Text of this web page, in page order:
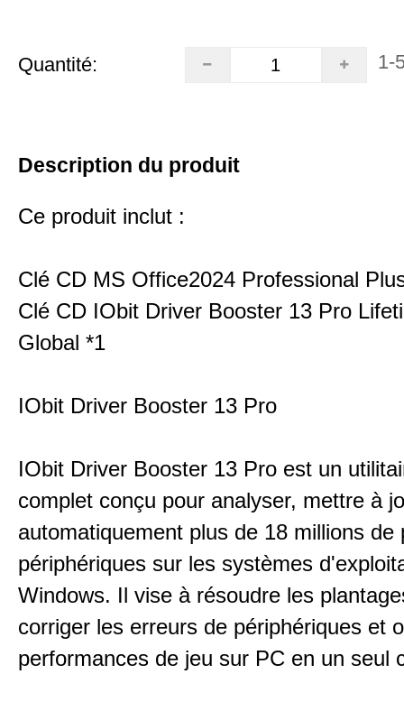
Quantité: 1-
Description du produit
Ce produit inclut :
Clé CD MS Office2024 Professional
Clé CD IObit Driver Booster 13 Pro
Global *1
IObit Driver Booster 13 Pro
IObit Driver Booster 13 Pro est un
complet conçu pour analyser, mettre à
automatiquement plus de 18 millions de
périphériques sur les systèmes
Windows. Il vise à résoudre les
corriger les erreurs de périphériques et
performances de jeu sur PC en un seul